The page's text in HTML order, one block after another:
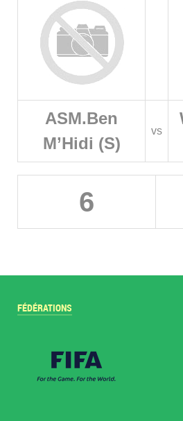
ASM.Ben
M’Hidi (S)
vs
6
FÉDÉRATIONS